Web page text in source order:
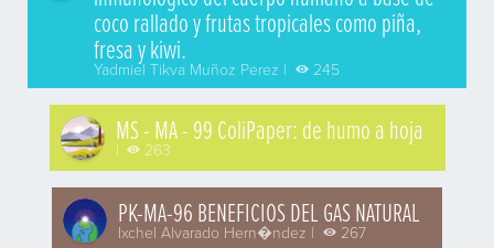
coco rallado y frutas tropicales como piña,
fresa y kiwi.
Yadmiel Tikva Muñoz Perez | 245
MS - MA - 99 ColiPaper: de humo a hoja
| 263
PK-MA-96 BENEFICIOS DEL GAS NATURAL
Ixchel Alvarado Hern�ndez | 267